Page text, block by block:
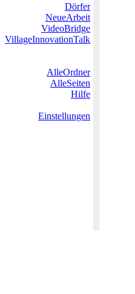
Dörfer
NeueArbeit
VideoBridge
VillageInnovationTalk
AlleOrdner
AlleSeiten
Hilfe
Einstellungen